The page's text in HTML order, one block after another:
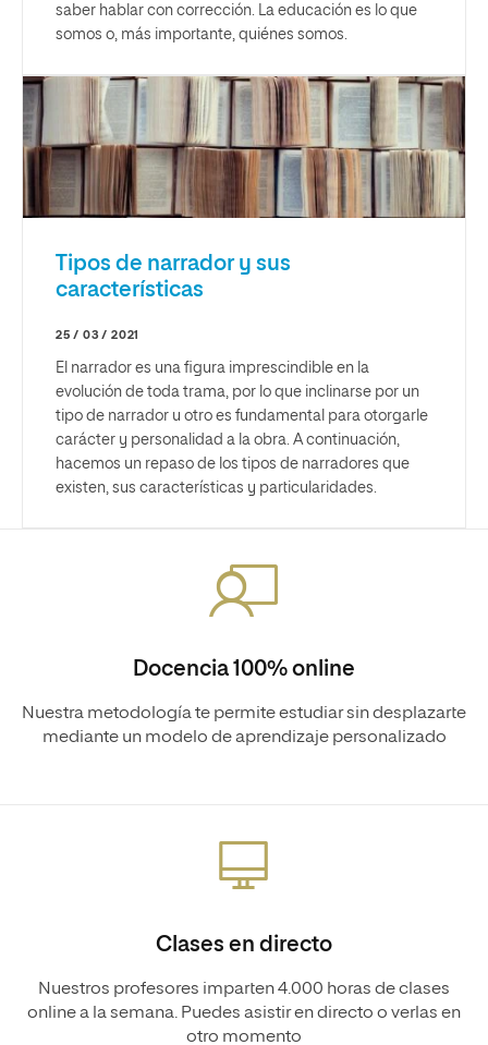
saber hablar con corrección. La educación es lo que
somos o, más importante, quiénes somos.
Tipos de narrador y sus
características
25 / 03 / 2021
El narrador es una figura imprescindible en la
evolución de toda trama, por lo que inclinarse por un
tipo de narrador u otro es fundamental para otorgarle
carácter y personalidad a la obra. A continuación,
hacemos un repaso de los tipos de narradores que
existen, sus características y particularidades.
Docencia 100% online
Nuestra metodología te permite estudiar sin desplazarte
mediante un modelo de aprendizaje personalizado
Clases en directo
Nuestros profesores imparten 4.000 horas de clases
online a la semana. Puedes asistir en directo o verlas en
otro momento